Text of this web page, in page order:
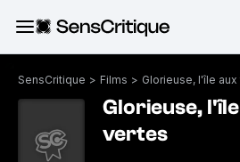
SensCritique > Films > Glorieuse, l'île
Glorieuse,
vertes